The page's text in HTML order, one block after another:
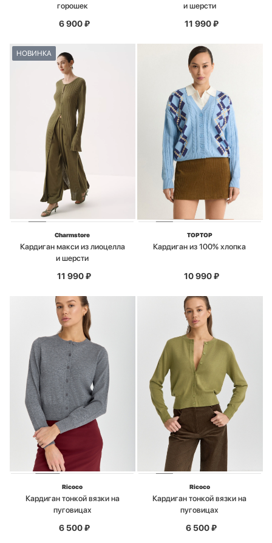
горошек
6 900₽
и шерсти
11 990₽
НОВИНКА
Charmstore
Кардиган макси из лиоцелла
и шерсти
11 990₽
TOPTOP
Кардиган из 100% хлопка
10 990₽
Ricoco
Кардиган тонкой вязки на
пуговицах
6 500₽
Ricoco
Кардиган тонкой вязки на
пуговицах
6 500₽